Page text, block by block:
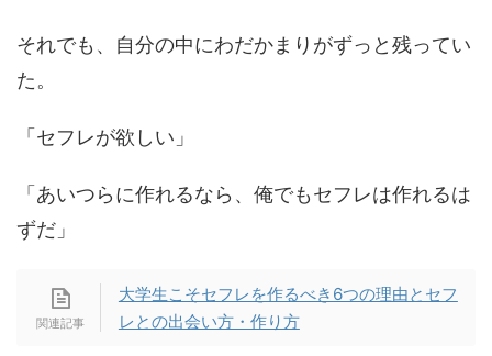
それでも、自分の中にわだかまりがずっと残ってい
た。
「セフレが欲しい」
「あいつらに作れるなら、俺でもセフレは作れるは
ずだ」
大学生こそセフレを作るべき6つの理由とセフ
レとの出会い方・作り方